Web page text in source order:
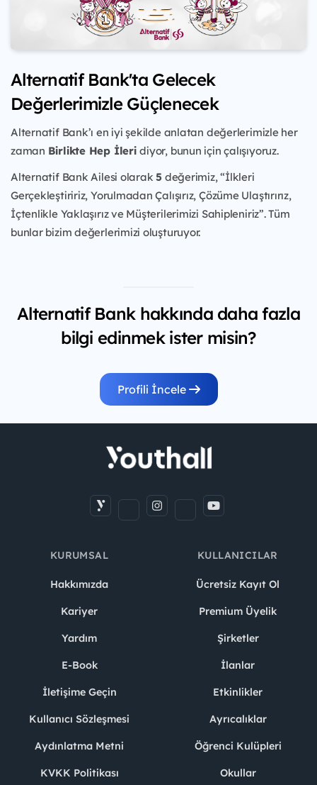
Alternatif Bank'ta Gelecek
Değerlerimizle Güçlenecek
Alternatif Bank’ı en iyi şekilde anlatan değerlerimizle her
zaman Birlikte Hep İleridiyor, bunun için çalışıyoruz.
Alternatif Bank Ailesi olarak5 değerimiz, “İlkleri
Gerçekleştiririz, Yorulmadan Çalışırız, Çözüme Ulaştırırız,
İçtenlikle Yaklaşırız ve Müşterilerimizi Sahipleniriz”. Tüm
bunlar bizim değerlerimizi oluşturuyor.
Alternatif Bank hakkında daha fazla
bilgi edinmek ister misin?
Profili İncele
KURUMSAL
Hakkımızda
Kariyer
Yardım
E-Book
İletişime Geçin
Kullanıcı Sözleşmesi
Aydınlatma Metni
KVKK Politikası
KULLANICILAR
Ücretsiz Kayıt Ol
Premium Üyelik
Şirketler
İlanlar
Etkinlikler
Ayrıcalıklar
Öğrenci Kulüpleri
Okullar